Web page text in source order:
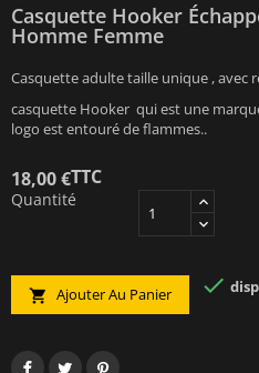
Casquette Hooker
Homme Femme
Casquette adulte taille unique , avec
casquette Hooker qui est une
logo est entouré de flammes..
18,00 €TTC
Quantité
 Ajouter Au Panier 